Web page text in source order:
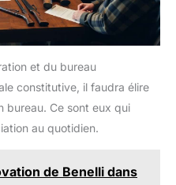
et du bureau
constitutive, il faudra élire
bureau. Ce sont eux qui
au quotidien.
de Benelli dans